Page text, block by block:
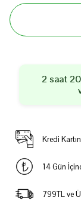
2 saat
Kredi
14 Gün
799TL ve